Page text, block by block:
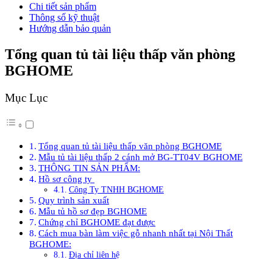
Chi tiết sản phẩm
Thông số kỹ thuật
Hướng dẫn bảo quản
Tổng quan tủ tài liệu thấp văn phòng
BGHOME
Mục Lục
Tổng quan tủ tài liệu thấp văn phòng BGHOME
Mẫu tủ tài liệu thấp 2 cánh mở BG-TT04V BGHOME
THÔNG TIN SẢN PHẨM:
Hồ sơ công ty
Công Ty TNHH BGHOME
Quy trình sản xuất
Mẫu tủ hồ sơ đẹp BGHOME
Chứng chỉ BGHOME đạt được
Cách mua bàn làm việc gỗ nhanh nhất tại Nội Thất
BGHOME:
Địa chỉ liên hệ